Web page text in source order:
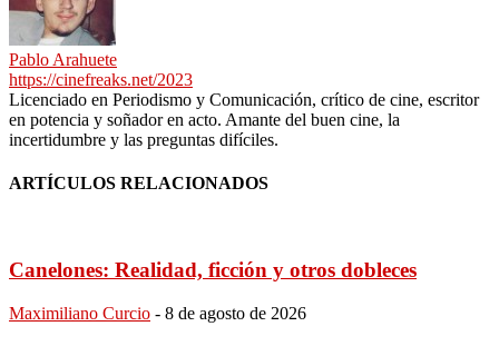
Pablo Arahuete
https://cinefreaks.net/2023
Licenciado en Periodismo y Comunicación, crítico de cine, escritor
en potencia y soñador en acto. Amante del buen cine, la
incertidumbre y las preguntas difíciles.
ARTÍCULOS RELACIONADOS
Canelones: Realidad, ficción y otros dobleces
Maximiliano Curcio - 8 de agosto de 2026